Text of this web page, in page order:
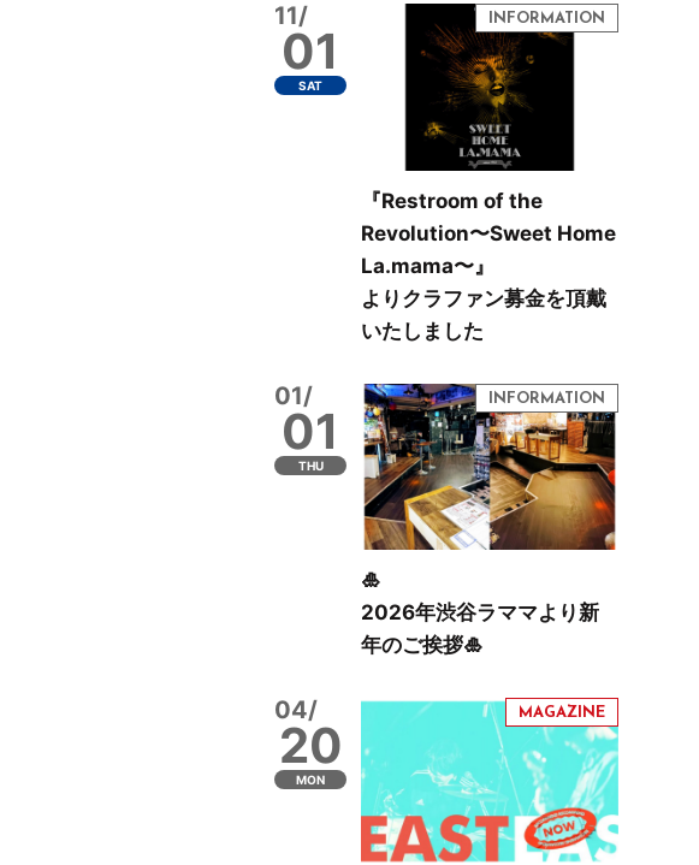
11/
01
SAT
『Restroom of the
Revolution〜Sweet Home
La.mama〜』
よりクラファン募金を頂戴
いたしました
01/
01
THU
🎍
2026年渋谷ラママより新
年のご挨拶🎍
04/
20
MON